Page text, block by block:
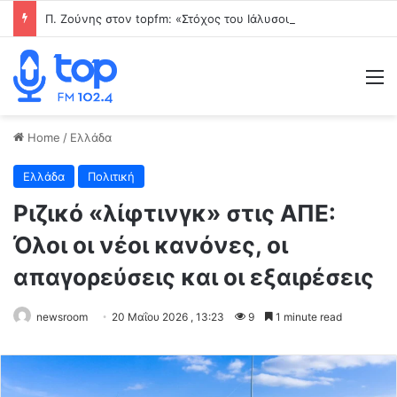
Home / Ελλάδα
Ελλάδα Πολιτική
Ριζικό «λίφτινγκ» στις ΑΠΕ:
Όλοι οι νέοι κανόνες, οι
απαγορεύσεις και οι εξαιρέσεις
newsroom 20 Μαΐου 2026 , 13:23 9 1 minute read